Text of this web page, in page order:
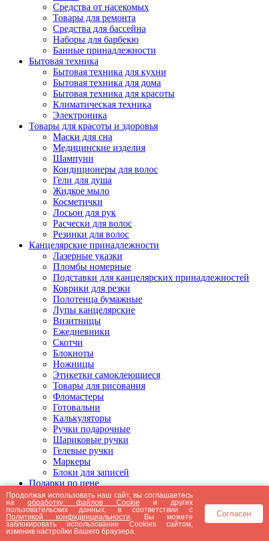
Средства от насекомых
Товары для ремонта
Средства для бассейна
Наборы для барбекю
Банные принадлежности
Бытовая техника
Бытовая техника для кухни
Бытовая техника для дома
Бытовая техника для красоты
Климатическая техника
Электроника
Товары для красоты и здоровья
Маски для сна
Медицинские изделия
Шампуни
Кондиционеры для волос
Гели для душа
Жидкое мыло
Косметички
Лосьон для рук
Расчески для волос
Резинки для волос
Канцелярские принадлежности
Лазерные указки
Пломбы номерные
Подставки для канцелярских принадлежностей
Коврики для резки
Полотенца бумажные
Лупы канцелярские
Визитницы
Ежедневники
Скотчи
Блокноты
Ножницы
Этикетки самоклеющиеся
Товары для рисования
Фломастеры
Готовальни
Калькуляторы
Ручки подарочные
Шариковые ручки
Гелевые ручки
Маркеры
Блоки для записей
Подарки по цене
Подарки от 5000 рублей
Подарки до 5000 рублей
Подарки до 3000 рублей
Подарки до 2000 рублей
Подарки до 1000 рублей
Продолжая использовать наш сайт, вы соглашаетесь
наобработку файлов Cookie и других
пользовательских данных, в соответствии с
Политикой конфиденциальности . Вы можете
заблокировать использование Cookies сайтом,
изменив настройки Вашего браузера.
Согласен